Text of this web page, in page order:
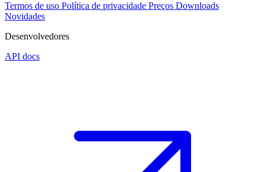
Termos de uso Política de privacidade Preços Downloads
Novidades
Desenvolvedores
API docs